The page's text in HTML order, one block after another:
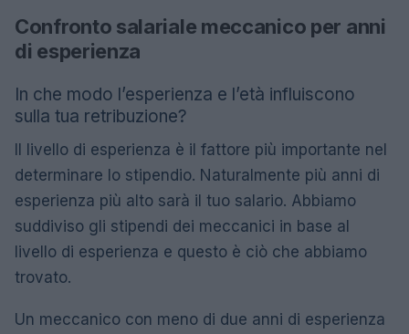
Confronto salariale meccanico per anni
di esperienza
In che modo l’esperienza e l’età influiscono
sulla tua retribuzione?
Il livello di esperienza è il fattore più importante nel
determinare lo stipendio. Naturalmente più anni di
esperienza più alto sarà il tuo salario. Abbiamo
suddiviso gli stipendi dei meccanici in base al
livello di esperienza e questo è ciò che abbiamo
trovato.
Un meccanico con meno di due anni di esperienza